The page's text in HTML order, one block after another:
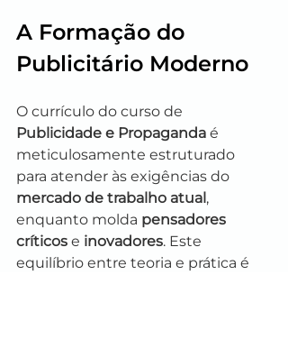
A Formação do
Publicitário Moderno
O currículo do curso de
Publicidade e Propaganda é
meticulosamente estruturado
para atender às exigências do
mercado de trabalho atual ,
enquanto molda pensadores
críticos e inovadores. Este
equilíbrio entre teoria e prática é